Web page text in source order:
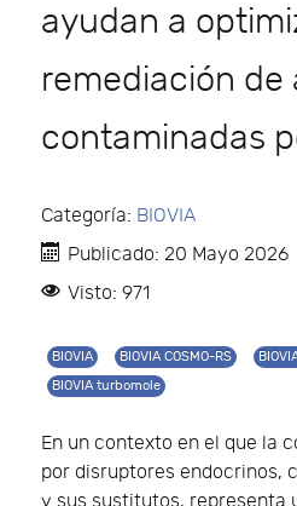
ayudan a
remediación de
contaminadas
Categoría: BIOVIA
Publicado: 20 Mayo 2026
Visto: 971
BIOVIA BIOVIA COSMO-RS
BIOVIA turbomole
En un contexto en el que la
por disruptores endocrinos,